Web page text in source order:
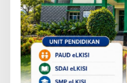
c
e
r
d